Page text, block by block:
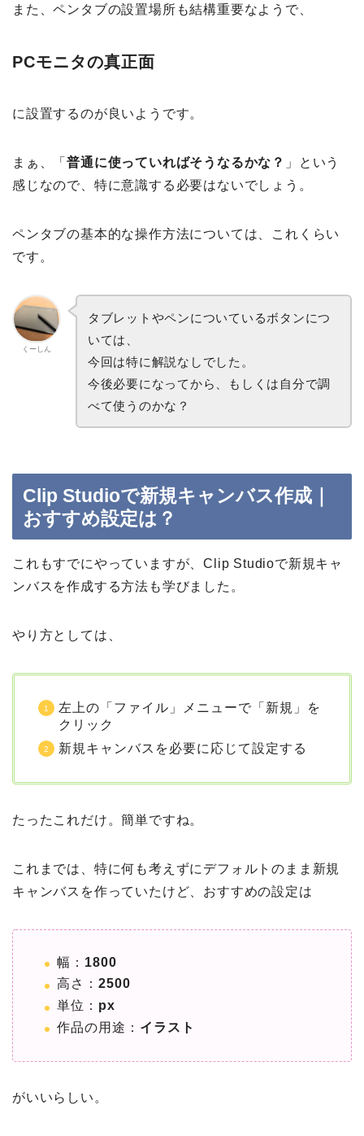
また、ペンタブの設置場所も結構重要なようで、
PCモニタの真正面
に設置するのが良いようです。
まぁ、「普通に使っていればそうなるかな？ 」という
感じなので、特に意識する必要はないでしょう。
ペンタブの基本的な操作方法については、これくらい
です。
くーしん
タブレットやペンについているボタンにつ
いては、
今回は特に解説なしでした。
今後必要になってから、もしくは自分で調
べて使うのかな？
Clip Studioで新規キャンバス作成｜
おすすめ設定は？
これもすでにやっていますが、Clip Studioで新規キャ
ンバスを作成する方法も学びました。
やり方としては、
左上の「ファイル」メニューで「新規」を
クリック
新規キャンバスを必要に応じて設定する
たったこれだけ。簡単ですね。
これまでは、特に何も考えずにデフォルトのまま新規
キャンバスを作っていたけど、おすすめの設定は
幅： 1800
高さ： 2500
単位： px
作品の用途： イラスト
がいいらしい。